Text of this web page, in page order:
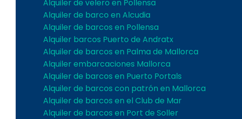
Alquiler de velero en Pollensa
Alquiler de barco en Alcudia
Alquiler de barcos en Pollensa
Alquiler barcos Puerto de Andratx
Alquiler de barcos en Palma de Mallorca
Alquiler embarcaciones Mallorca
Alquiler de barcos en Puerto Portals
Alquiler de barcos con patrón en Mallorca
Alquiler de barcos en el Club de Mar
Alquiler de barcos en Port de Soller